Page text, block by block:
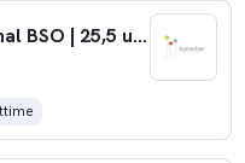
Pedagogisch sport professional BSO | 25,5 uur | Haarlem